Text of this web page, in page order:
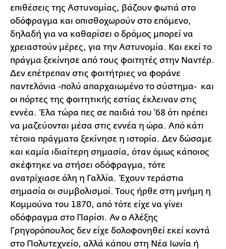
επιθέσεις της Αστυνομίας, βάζουν φωτιά στο
οδόφραγμα και οπισθοχωρούν στο επόμενο,
δηλαδή για να καθαρίσει ο δρόμος μπορεί να
χρειαστούν μέρες, για την Αστυνομία. Και εκεί το
πράγμα ξεκίνησε από τους φοιτητές στην Ναντέρ.
Δεν επέτρεπαν στις φοιτήτριες να φοράνε
παντελόνια -πολύ απαρχαιωμένο το σύστημα- και
οι πόρτες της φοιτητικής εστίας έκλειναν στις
εννέα. Έλα τώρα πες σε παιδιά του '68 ότι πρέπει
να μαζεύονται μέσα στις εννέα η ώρα. Από κάτι
τέτοια πράγματα ξεκίνησε η ιστορία. Δεν δώσαμε
και καμία ιδιαίτερη σημασία, όταν όμως κάποιος
σκέφτηκε να στήσει οδόφραγμα, τότε
ανατρίχιασε όλη η Γαλλία. Έχουν τεράστια
σημασία οι συμβολισμοί. Τους ήρθε στη μνήμη η
Κομμούνα του 1870, από τότε είχε να γίνει
οδόφραγμα στο Παρίσι. Αν ο Αλέξης
Γρηγορόπουλος δεν είχε δολοφονηθεί εκεί κοντά
στο Πολυτεχνείο, αλλά κάπου στη Νέα Ιωνία ή